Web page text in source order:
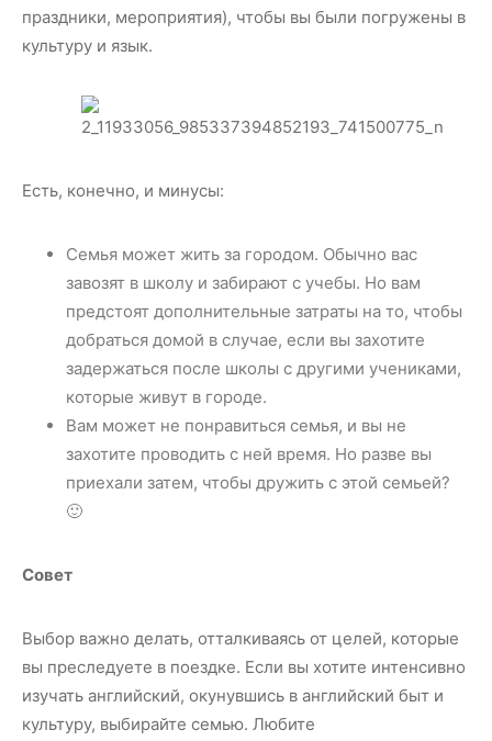
праздники, мероприятия), чтобы вы были погружены в
культуру и язык.
Есть, конечно, и минусы:
Семья может жить за городом. Обычно вас
завозят в школу и забирают с учебы. Но вам
предстоят дополнительные затраты на то, чтобы
добраться домой в случае, если вы захотите
задержаться после школы с другими учениками,
которые живут в городе.
Вам может не понравиться семья, и вы не
захотите проводить с ней время. Но разве вы
приехали затем, чтобы дружить с этой семьей?
🙂
Совет
Выбор важно делать, отталкиваясь от целей, которые
вы преследуете в поездке. Если вы хотите интенсивно
изучать английский, окунувшись в английский быт и
культуру, выбирайте семью. Любите